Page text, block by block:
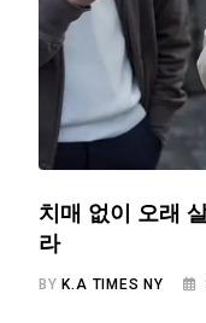
치매 없이 오래
라
BYK.A TIMES NY